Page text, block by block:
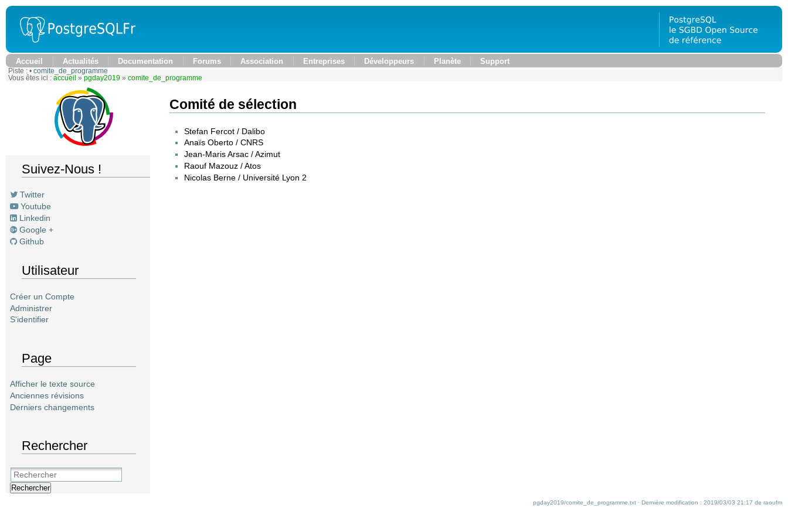
Accueil Actualités Documentation Forums Association Entreprises Développeurs Planète Support
Piste : • comite_de_programme
Vous êtes ici : accueil » pgday2019 » comite_de_programme
Suivez-Nous !
Twitter
Youtube
Linkedin
Google +
Github
Utilisateur
Créer un Compte
Administrer
S'identifier
Page
Afficher le texte source
Anciennes révisions
Derniers changements
Rechercher
Rechercher
Comité de sélection
Stefan Fercot / Dalibo
Anaïs Oberto / CNRS
Jean-Maris Arsac / Azimut
Raouf Mazouz / Atos
Nicolas Berne / Université Lyon 2
pgday2019/comite_de_programme.txt · Dernière modification : 2019/03/03 21:17 de raoufm